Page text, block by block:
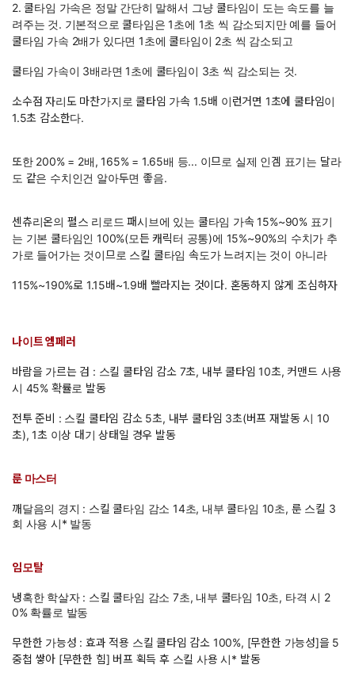
2. 쿨타임 가속은 정말 간단히 말해서 그냥 쿨타임이 도는 속도를 늘
려주는 것. 기본적으로 쿨타임은 1초에 1초 씩 감소되지만 예를 들어
쿨타임 가속 2배가 있다면 1초에 쿨타임이 2초 씩 감소되고
쿨타임 가속이 3배라면 1초에 쿨타임이 3초 씩 감소되는 것.
소수점 자리도 마찬가지로 쿨타임 가속 1.5배 이런거면 1초에 쿨타임이
1.5초 감소한다.
또한 200% = 2배, 165% = 1.65배 등... 이므로 실제 인겜 표기는 달라
도 같은 수치인건 알아두면 좋음.
센츄리온의 펄스 리로드 패시브에 있는 쿨타임 가속 15%~90% 표기
는 기본 쿨타임인 100%(모든 캐릭터 공통)에 15%~90%의 수치가 추
가로 들어가는 것이므로 스킬 쿨타임 속도가 느려지는 것이 아니라
115%~190%로 1.15배~1.9배 빨라지는 것이다. 혼동하지 않게 조심하자
나이트 엠페러
바람을 가르는 검 : 스킬 쿨타임 감소 7초, 내부 쿨타임 10초, 커맨드 사용
시 45% 확률로 발동
전투 준비 : 스킬 쿨타임 감소 5초, 내부 쿨타임 3초(버프 재발동 시 10
초), 1초 이상 대기 상태일 경우 발동
룬 마스터
깨달음의 경지 : 스킬 쿨타임 감소 14초, 내부 쿨타임 10초, 룬 스킬 3
회 사용 시* 발동
임모탈
냉혹한 학살자 : 스킬 쿨타임 감소 7초, 내부 쿨타임 10초, 타격 시 2
0% 확률로 발동
무한한 가능성 : 효과 적용 스킬 쿨타임 감소 100%, [무한한 가능성]을 5
중첩 쌓아 [무한한 힘] 버프 획득 후 스킬 사용 시* 발동